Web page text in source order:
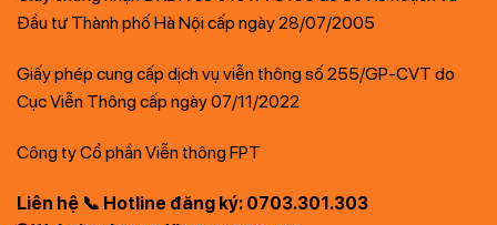
Đầu tư Thành phố Hà Nội cấp ngày 28/07/2005
Giấy phép cung cấp dịch vụ viễn thông số 255/GP-CVT do
Cục Viễn Thông cấp ngày 07/11/2022
Công ty Cổ phần Viễn thông FPT
Liên hệ 📞 Hotline đăng ký: 0703.301.303